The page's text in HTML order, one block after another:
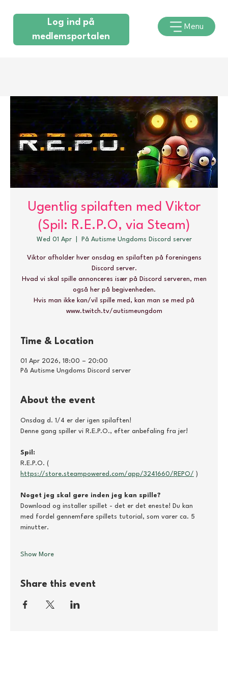
Log ind på
medlemsportalen
Menu
Ugentlig spilaften med Viktor
(Spil: R.E.P.O, via Steam)
Wed 01 Apr
  |
På Autisme Ungdoms Discord server
Viktor afholder hver onsdag en spilaften på foreningens
Discord server.
Hvad vi skal spille annonceres især på Discord serveren, men
også her på begivenheden.
Hvis man ikke kan/vil spille med, kan man se med på
www.twitch.tv/autismeungdom
Time & Location
01 Apr 2026, 18:00 – 20:00
På Autisme Ungdoms Discord server
About the event
Onsdag d. 1/4 er der igen spilaften!
Denne gang spiller vi R.E.P.O., efter anbefaling fra jer!
Spil:
R.E.P.O. (
https://store.steampowered.com/app/3241660/REPO/ )
Noget jeg skal gøre inden jeg kan spille?
Download og installer spillet - det er det eneste! Du kan
med fordel gennemføre spillets tutorial, som varer ca. 5
minutter.
Show More
Share this event